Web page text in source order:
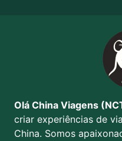
Olá China Viagens
criar experiências de
China. Somos